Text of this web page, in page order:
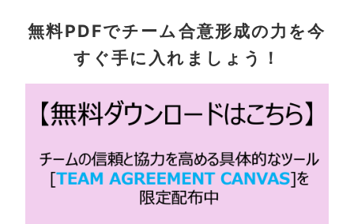
無料PDFでチーム合意形成の力を今
すぐ手に入れましょう！